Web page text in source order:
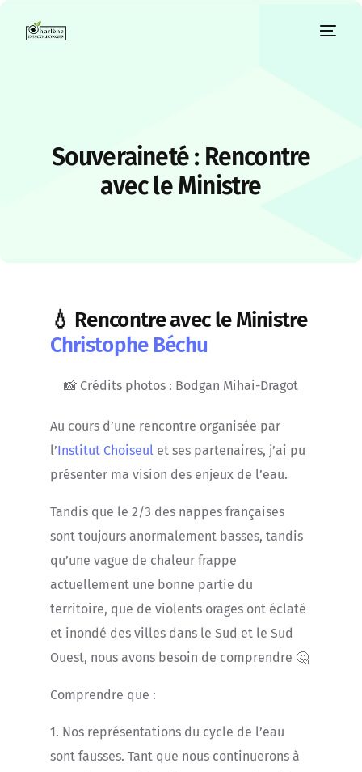
Souveraineté : Rencontre
avec le Ministre
💧 Rencontre avec le Ministre
Christophe Béchu
📸 Crédits photos : Bodgan Mihai-Dragot
Au cours d’une rencontre organisée par
l’Institut Choiseulet ses partenaires, j’ai pu
présenter ma vision des enjeux de l’eau.
Tandis que le 2/3 des nappes françaises
sont toujours anormalement basses, tandis
qu’une vague de chaleur frappe
actuellement une bonne partie du
territoire, que de violents orages ont éclaté
et inondé des villes dans le Sud et le Sud
Ouest, nous avons besoin de comprendre 🤔
Comprendre que :
1. Nos représentations du cycle de l’eau
sont fausses. Tant que nous continuerons à